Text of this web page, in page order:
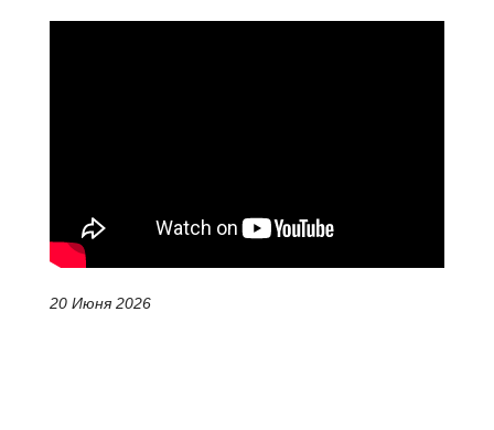
20 Июня 2026